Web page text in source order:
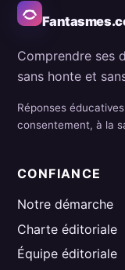
Comprendre ses
sans honte et
Réponses
consentement, à la
CONFIANCE
Notre démarche
Charte éditoriale
Équipe éditoriale